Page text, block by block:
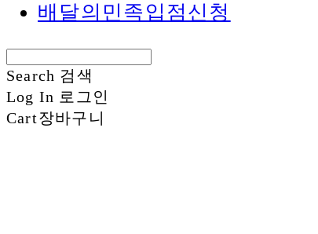
배달의민족입점신청
Search 검색
Log In 로그인
Cart장바구니